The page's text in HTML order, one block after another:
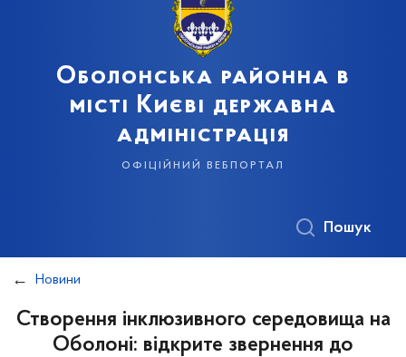
Оболонська районна в
місті Києві державна
адміністрація
офіційний вебпортал
Пошук
Новини
Створення інклюзивного середовища на
Оболоні: відкрите звернення до